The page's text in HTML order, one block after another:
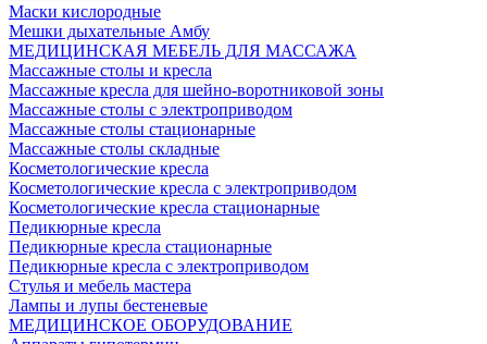
Маски кислородные
Мешки дыхательные Амбу
МЕДИЦИНСКАЯ МЕБЕЛЬ ДЛЯ МАССАЖА
Массажные столы и кресла
Массажные кресла для шейно-воротниковой зоны
Массажные столы с электроприводом
Массажные столы стационарные
Массажные столы складные
Косметологические кресла
Косметологические кресла с электроприводом
Косметологические кресла стационарные
Педикюрные кресла
Педикюрные кресла стационарные
Педикюрные кресла с электроприводом
Стулья и мебель мастера
Лампы и лупы бестеневые
МЕДИЦИНСКОЕ ОБОРУДОВАНИЕ